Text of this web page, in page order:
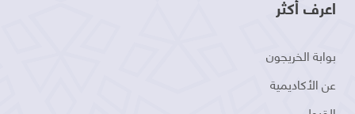
اعرف أكثر
بوابة الخريجون
عن الأكاديمية